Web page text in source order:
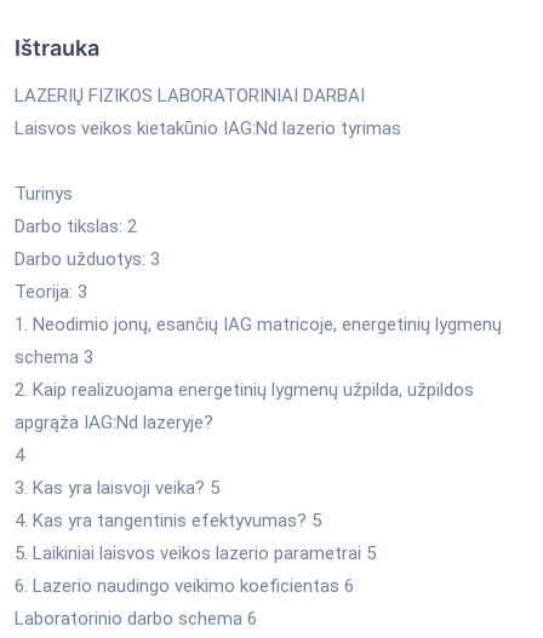
Ištrauka
LAZERIŲ FIZIKOS LABORATORINIAI DARBAI
Laisvos veikos kietakūnio IAG:Nd lazerio tyrimas
Turinys
Darbo tikslas: 2
Darbo užduotys: 3
Teorija: 3
1. Neodimio jonų, esančių IAG matricoje, energetinių lygmenų
schema 3
2. Kaip realizuojama energetinių lygmenų užpilda, užpildos
apgrąža IAG:Nd lazeryje?
4
3. Kas yra laisvoji veika? 5
4. Kas yra tangentinis efektyvumas? 5
5. Laikiniai laisvos veikos lazerio parametrai 5
6. Lazerio naudingo veikimo koeficientas 6
Laboratorinio darbo schema 6